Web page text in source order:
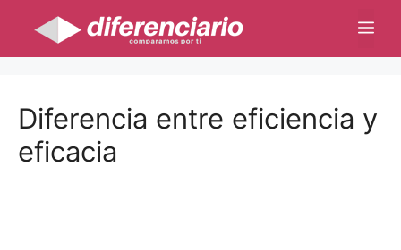
contenido
Diferencia entre eficiencia y
eficacia